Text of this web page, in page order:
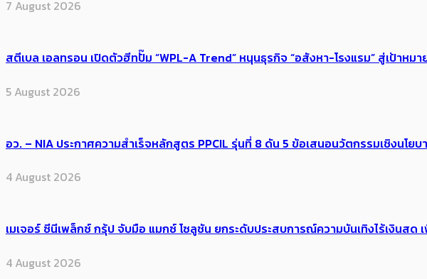
7 August 2026
สตีเบล เอลทรอน เปิดตัวฮีทปั๊ม “WPL-A Trend” หนุนธุรกิจ “อสังหา-โรงแรม” สู่เป้าห
5 August 2026
อว. – NIA ประกาศความสำเร็จหลักสูตร PPCIL รุ่นที่ 8 ดัน 5 ข้อเสนอนวัตกรรมเชิงนโ
4 August 2026
เมเจอร์ ซีนีเพล็กซ์ กรุ้ป จับมือ แมกซ์ โซลูชัน ยกระดับประสบการณ์ความบันเทิงไร้เงินส
4 August 2026